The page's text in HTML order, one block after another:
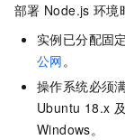
部署 Node.js 环境
实例已分配固
公网。
操作系统必须
Ubuntu 18.x
Windows。